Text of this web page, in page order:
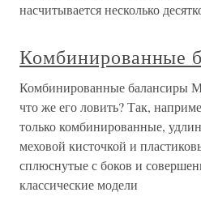
насчитывается несколько
Комбинированные
Комбинированные балансиры
что же его ловить? Так,
только комбинированные,
меховой кисточкой и
сплюснутые с боков и
классические модели